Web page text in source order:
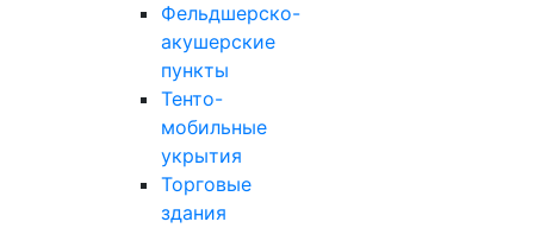
Фельдшерско-
акушерские
пункты
Тенто-
мобильные
укрытия
Торговые
здания